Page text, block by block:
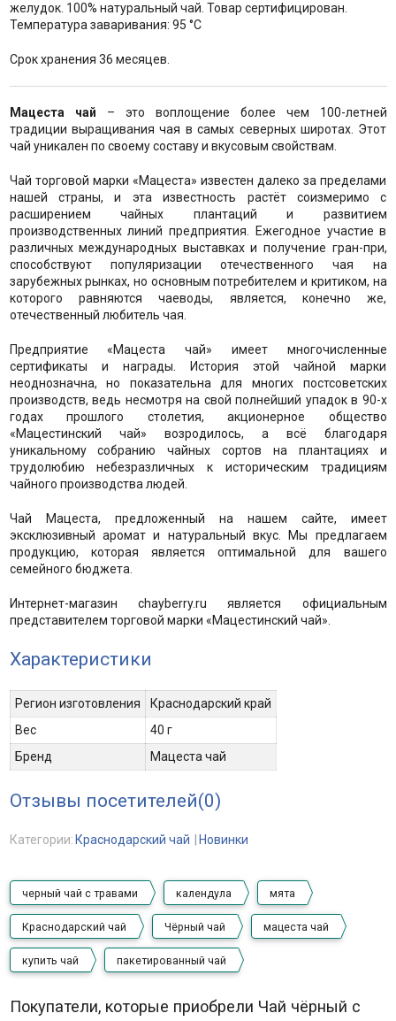
желудок. 100% натуральный чай. Товар сертифицирован.
Температура заваривания: 95 °C
Срок хранения 36 месяцев.
Мацеста чай – это воплощение более чем 100-летней
традиции выращивания чая в самых северных широтах. Этот
чай уникален по своему составу и вкусовым свойствам.
Чай торговой марки «Мацеста» известен далеко за пределами
нашей страны, и эта известность растёт соизмеримо с
расширением чайных плантаций и развитием
производственных линий предприятия. Ежегодное участие в
различных международных выставках и получение гран-при,
способствуют популяризации отечественного чая на
зарубежных рынках, но основным потребителем и критиком, на
которого равняются чаеводы, является, конечно же,
отечественный любитель чая.
Предприятие «Мацеста чай» имеет многочисленные
сертификаты и награды. История этой чайной марки
неоднозначна, но показательна для многих постсоветских
производств, ведь несмотря на свой полнейший упадок в 90-х
годах прошлого столетия, акционерное общество
«Мацестинский чай» возродилось, а всё благодаря
уникальному собранию чайных сортов на плантациях и
трудолюбию небезразличных к историческим традициям
чайного производства людей.
Чай Мацеста, предложенный на нашем сайте, имеет
эксклюзивный аромат и натуральный вкус. Мы предлагаем
продукцию, которая является оптимальной для вашего
семейного бюджета.
Интернет-магазин chayberry.ru является официальным
представителем торговой марки «Мацестинский чай».
Характеристики
Регион изготовления
Краснодарский край
Вес
40 г
Бренд
Мацеста чай
Отзывы посетителей(0)
Категории: Краснодарский чай Новинки
черный чай с травами календула мята
Краснодарский чай Чёрный чай мацеста чай
купить чай пакетированный чай
Покупатели, которые приобрели Чай чёрный с